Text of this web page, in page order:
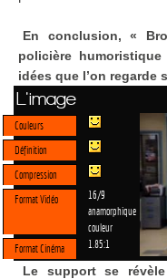
En conclusion, «
policière
idées que l’on regarde
L'image
Couleurs
Définition
Compression
Format Vidéo
16/9
anamorphique
couleur
Format Cinéma
1.85:1
Le support se